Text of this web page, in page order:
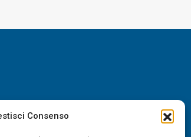
Consenso